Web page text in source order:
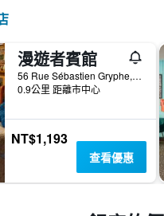
漫遊者賓館
56 Rue Sébastien Gryphe, 里昂, Lyon Metropolis, 法國
0.9公里 距離市中心
NT$1,193
查看優惠